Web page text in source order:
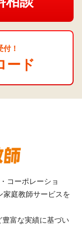
！
ード
コーポレーショ
家庭教師サービスを
富な実績に基づい